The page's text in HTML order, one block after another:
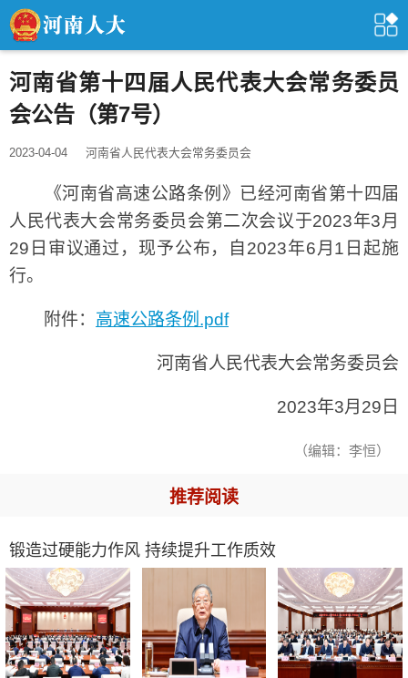
河南省第十四届人民代表大会常务委员
会公告（第7号）
2023-04-04 河南省人民代表大会常务委员会
《河南省高速公路条例》已经河南省第十四届
人民代表大会常务委员会第二次会议于2023年3月
29日审议通过，现予公布，自2023年6月1日起施
行。
附件： 高速公路条例.pdf
河南省人民代表大会常务委员会
2023年3月29日
（编辑：李恒）
推荐阅读
锻造过硬能力作风 持续提升工作质效